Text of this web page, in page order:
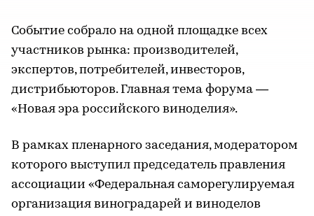
Событие собрало на одной площадке всех
участников рынка: производителей,
экспертов, потребителей, инвесторов,
дистрибьюторов. Главная тема форума —
«Новая эра российского виноделия».
В рамках пленарного заседания, модератором
которого выступил председатель правления
ассоциации «Федеральная саморегулируемая
организация виноградарей и виноделов